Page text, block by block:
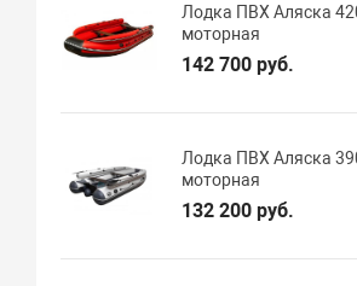
Лодка ПВХ Аляска
моторная
142 700 руб.
Лодка ПВХ Аляска
моторная
132 200 руб.